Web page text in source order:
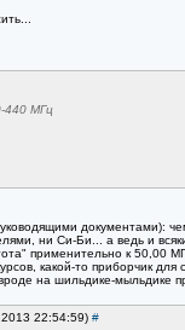
440 МГц
документами):
ни Си-Би... а ведь и
применительно к 50,00
какой-то приборчик
на шильдике-мыльдике
22:54:59) #